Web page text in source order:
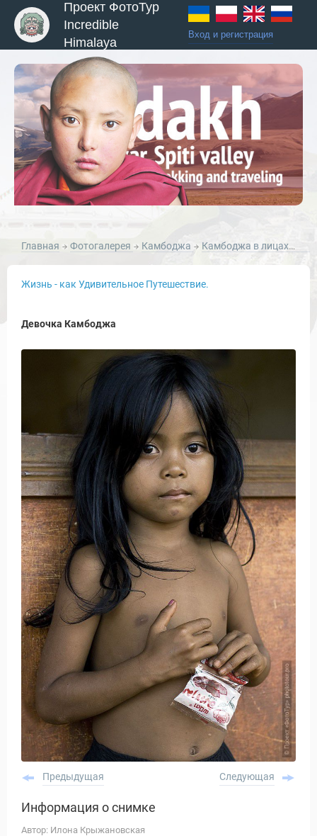
Проект ФотоТур
Incredible
Himalaya
Вход и регистрация
Главная Фотогалерея Камбоджа Камбоджа в лицах. Фотографии людей Камбоджи.
Жизнь - как Удивительное Путешествие.
Девочка Камбоджа
Предыдущая Следующая
Информация о снимке
Автор: Илона Крыжановская